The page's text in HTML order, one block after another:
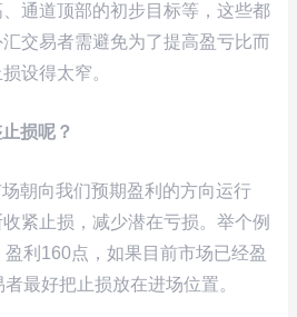
通道顶部的初步目标等，这些都
交易者需避免为了提高盈亏比而
设得太窄。
损呢？
朝向我们预期盈利的方向运行
紧止损，减少潜在亏损。举个例
利160点，如果目前市场已经盈
最好把止损放在进场位置。